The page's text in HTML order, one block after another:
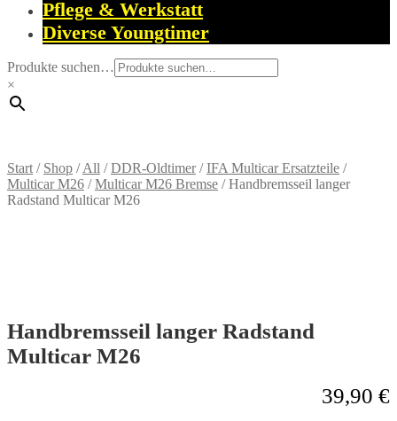
Pflege & Werkstatt
Diverse Youngtimer
Produkte suchen…
×
Start / Shop /All /DDR-Oldtimer/IFA Multicar Ersatzteile /
Multicar M26 /Multicar M26 Bremse /Handbremsseil langer
Radstand Multicar M26
Handbremsseil langer Radstand
Multicar M26
39,90 €